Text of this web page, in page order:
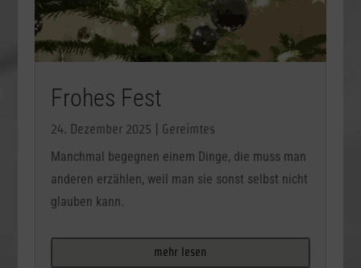
Frohes Fest
24. Dezember 2025 Gereimtes
Manchmal begegnen einem Dinge, die muss man
anderen erzählen, weil man sie sonst selbst nicht
glauben kann.
mehr lesen